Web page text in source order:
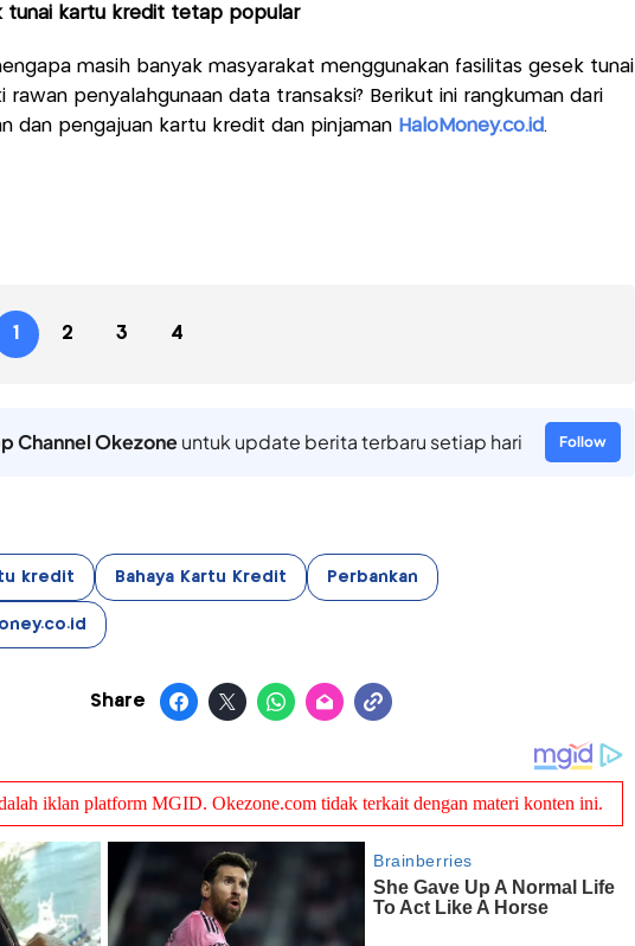
tunai kartu kredit tetap popular
masih banyak masyarakat menggunakan fasilitas gesek tunai
rawan penyalahgunaan data transaksi? Berikut ini rangkuman dari
dan pengajuan kartu kredit dan pinjaman HaloMoney.co.id .
1 2 3 4
Channel Okezoneuntuk update berita terbaru setiap hari Follow
kredit Bahaya Kartu Kredit Perbankan
Share